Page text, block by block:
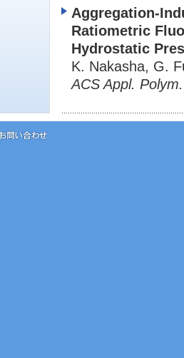
Aggregation-
Ratiometric
Hydrostatic
K. Nakasha, G.
ACS Appl.